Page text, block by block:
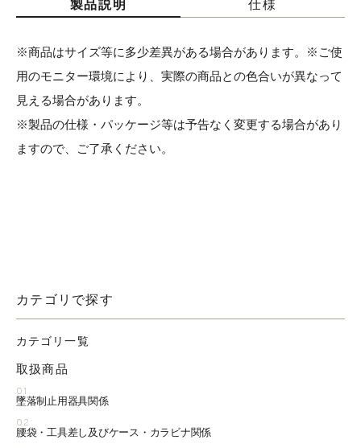
製品説明 仕様
※商品はサイズ等に多少差異がある場合があります。※ご使
用のモニター環境により、実際の商品との色合いが異なって
見える場合があります。
※製品の仕様・パッケージ等は予告なく変更する場合があり
ますので、ご了承ください。
カテゴリで探す
カテゴリ一覧
取扱商品
01
墜落制止用器具関係
02
腰袋・工具差し及びケース・カラビナ関係